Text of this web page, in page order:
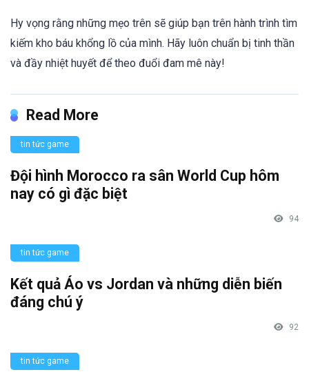
Hy vọng rằng những mẹo trên sẽ giúp bạn trên hành trình tìm
kiếm kho báu khổng lồ của mình. Hãy luôn chuẩn bị tinh thần
và đầy nhiệt huyết để theo đuổi đam mê này!
Read More
tin tức game
Đội hình Morocco ra sân World Cup hôm
nay có gì đặc biệt
94
tin tức game
Kết quả Áo vs Jordan và những diễn biến
đáng chú ý
92
tin tức game